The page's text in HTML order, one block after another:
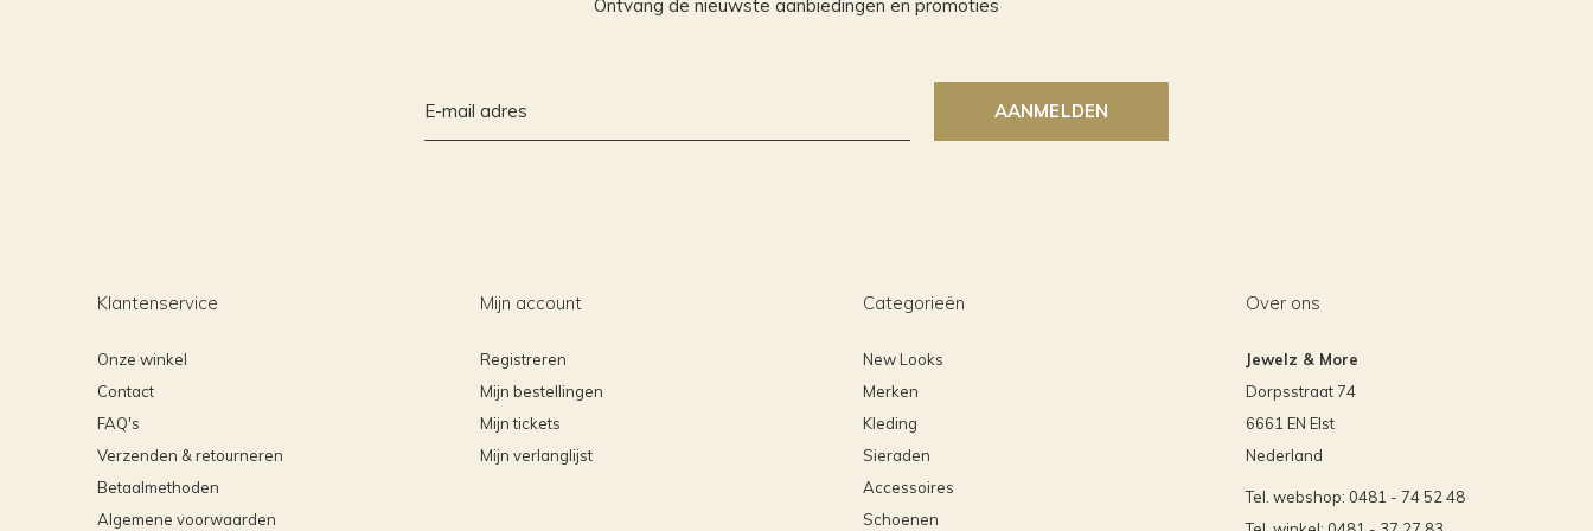
Ontvang de nieuwste aanbiedingen en promoties
AANMELDEN
Klantenservice
Onze winkel
Contact
FAQ's
Verzenden & retourneren
Betaalmethoden
Algemene voorwaarden
Mijn account
Registreren
Mijn bestellingen
Mijn tickets
Mijn verlanglijst
Categorieën
New Looks
Merken
Kleding
Sieraden
Accessoires
Schoenen
Over ons
Jewelz & More
Dorpsstraat 74
6661 EN Elst
Nederland
Tel. webshop: 0481 - 74 52 48